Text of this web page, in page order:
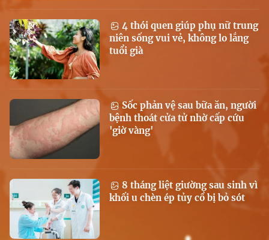
4 thói quen giúp phụ nữ trung
niên sống vui vẻ, không lo lắng
tuổi già
Sốc phản vệ sau bữa ăn, người
bệnh thoát cửa tử nhờ cấp cứu
'giờ vàng'
8 tháng liệt giường sau sinh vì
khối u chèn ép tủy cổ bị bỏ sót